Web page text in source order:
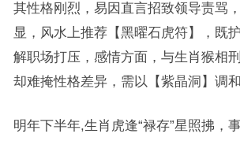
其性格刚烈，易因直言招致领导责骂
显，风水上推荐【黑曜石虎符】，既
解职场打压，感情方面，与生肖猴相
却难掩性格差异，需以【紫晶洞】调和
明年下半年,生肖虎逢“禄存”星照拂，